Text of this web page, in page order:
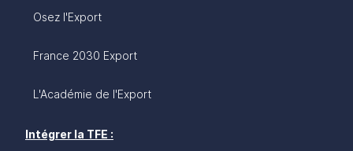
Osez l'Export
France 2030 Export
L'Académie de l'Export
Intégrer la TFE :